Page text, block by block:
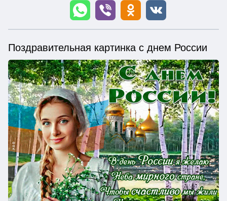
Поздравительная картинка с днем России